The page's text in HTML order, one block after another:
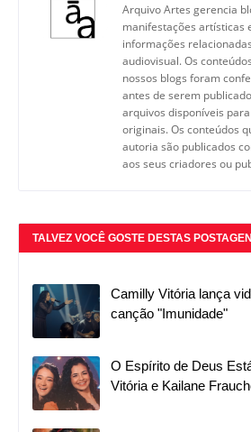
Arquivo Artes gerencia
manifestações artísticas
informações
audiovisual. Os
nossos blogs foram
antes de serem
arquivos disponíveis
originais. Os conteúdos
autoria são publicados
aos seus criadores ou
TALVEZ VOCÊ GOSTE DESTAS
Camilly Vitória lança
canção "Imunidade"
O Espírito de Deus
Vitória e Kailane